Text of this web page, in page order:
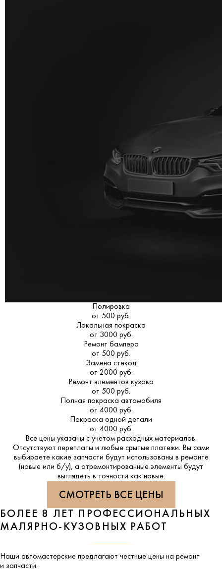
Полировка
от 500 руб.
Локальная покраска
от 3000 руб.
Ремонт бампера
от 500 руб.
Замена стекол
от 2000 руб.
Ремонт элементов кузова
от 500 руб.
Полная покраска автомобиля
от 4000 руб.
Покраска одной детали
от 4000 руб.
Все цены указаны с учетом расходных материалов.
Отсутствуют переплаты и любые срытые платежи. Вы сами
выбираете какие запчасти будут использованы в ремонте
(новые или б/у), а отремонтированные элементы будут
выглядеть в точности как новые.
СМОТРЕТЬ ВСЕ ЦЕНЫ
БОЛЕЕ 8 ЛЕТ ПРОФЕССИОНАЛЬНЫХ
МАЛЯРНО-КУЗОВНЫХ РАБОТ
Наши автомастерские предлагают честные цены на ремонт
и запчасти.